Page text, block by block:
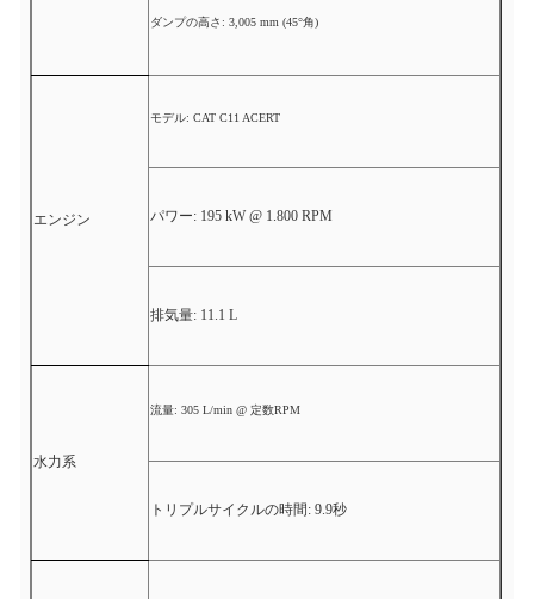
ダンプの高さ: 3,005 mm (45°角)
エンジン
モデル: CAT C11 ACERT
パワー: 195 kW @ 1.800 RPM
排気量: 11.1 L
水力系
流量: 305 L/min @ 定数RPM
トリプルサイクルの時間: 9.9秒